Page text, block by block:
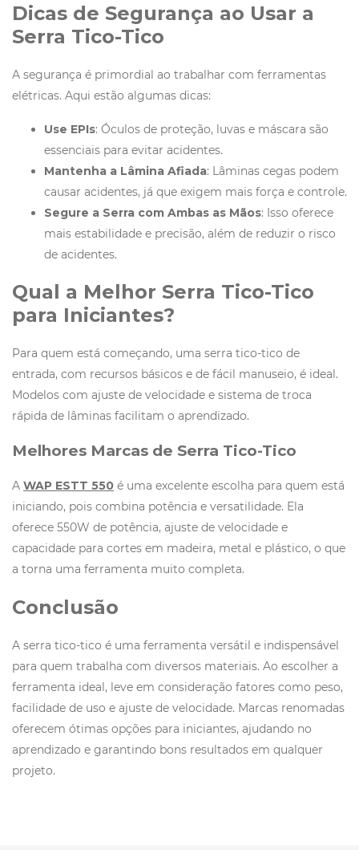
Dicas de Segurança ao Usar a
Serra Tico-Tico
A segurança é primordial ao trabalhar com ferramentas
elétricas. Aqui estão algumas dicas:
Use EPIs: Óculos de proteção, luvas e máscara são
essenciais para evitar acidentes.
Mantenha a Lâmina Afiada: Lâminas cegas podem
causar acidentes, já que exigem mais força e controle.
Segure a Serra com Ambas as Mãos: Isso oferece
mais estabilidade e precisão, além de reduzir o risco
de acidentes.
Qual a Melhor Serra Tico-Tico
para Iniciantes?
Para quem está começando, uma serra tico-tico de
entrada, com recursos básicos e de fácil manuseio, é ideal.
Modelos com ajuste de velocidade e sistema de troca
rápida de lâminas facilitam o aprendizado.
Melhores Marcas de Serra Tico-Tico
A WAP ESTT 550 é uma excelente escolha para quem está
iniciando, pois combina potência e versatilidade. Ela
oferece 550W de potência, ajuste de velocidade e
capacidade para cortes em madeira, metal e plástico, o que
a torna uma ferramenta muito completa.
Conclusão
A serra tico-tico é uma ferramenta versátil e indispensável
para quem trabalha com diversos materiais. Ao escolher a
ferramenta ideal, leve em consideração fatores como peso,
facilidade de uso e ajuste de velocidade. Marcas renomadas
oferecem ótimas opções para iniciantes, ajudando no
aprendizado e garantindo bons resultados em qualquer
projeto.